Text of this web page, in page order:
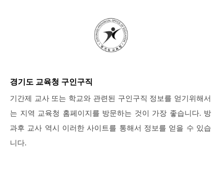
경기도 교육청 구인구직
기간제 교사 또는 학교와 관련된 구인구직 정보를 얻기위해서
는 지역 교육청 홈페이지를 방문하는 것이 가장 좋습니다. 방
과후 교사 역시 이러한 사이트를 통해서 정보를 얻을 수 있습
니다.